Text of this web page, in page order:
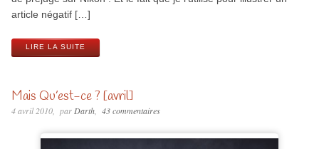
article négatif […]
LIRE LA SUITE
Mais Qu’est-ce ? [avril]
4 avril 2010 parDarth 43 commentaires